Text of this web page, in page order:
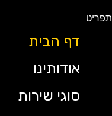
דף הבית
אודותינו
סוגי שירות